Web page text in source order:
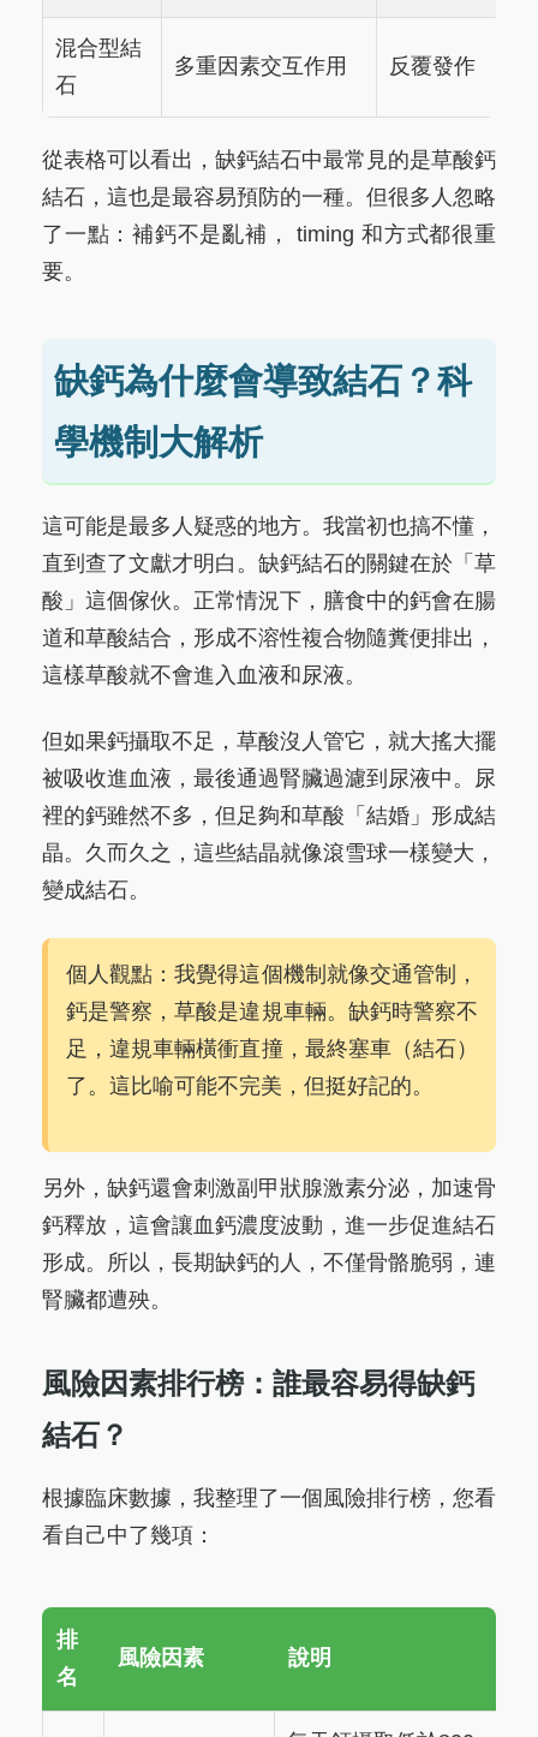
混合型結
石
多重因素交互作用 反覆發作
從表格可以看出，缺鈣結石中最常見的是草酸鈣
結石，這也是最容易預防的一種。但很多人忽略
了一點：補鈣不是亂補， timing 和方式都很重
要。
缺鈣為什麼會導致結石？科
學機制大解析
這可能是最多人疑惑的地方。我當初也搞不懂，
直到查了文獻才明白。缺鈣結石的關鍵在於「草
酸」這個傢伙。正常情況下，膳食中的鈣會在腸
道和草酸結合，形成不溶性複合物隨糞便排出，
這樣草酸就不會進入血液和尿液。
但如果鈣攝取不足，草酸沒人管它，就大搖大擺
被吸收進血液，最後通過腎臟過濾到尿液中。尿
裡的鈣雖然不多，但足夠和草酸「結婚」形成結
晶。久而久之，這些結晶就像滾雪球一樣變大，
變成結石。
個人觀點：我覺得這個機制就像交通管制，
鈣是警察，草酸是違規車輛。缺鈣時警察不
足，違規車輛橫衝直撞，最終塞車（結石）
了。這比喻可能不完美，但挺好記的。
另外，缺鈣還會刺激副甲狀腺激素分泌，加速骨
鈣釋放，這會讓血鈣濃度波動，進一步促進結石
形成。所以，長期缺鈣的人，不僅骨骼脆弱，連
腎臟都遭殃。
風險因素排行榜：誰最容易得缺鈣
結石？
根據臨床數據，我整理了一個風險排行榜，您看
看自己中了幾項：
排
名
風險因素 說明